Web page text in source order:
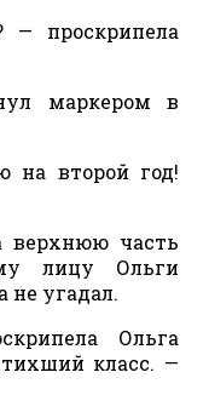
проскрипела
маркером в
на второй год!
верхнюю часть
лицу Ольги
не угадал.
Ольга
класс. —